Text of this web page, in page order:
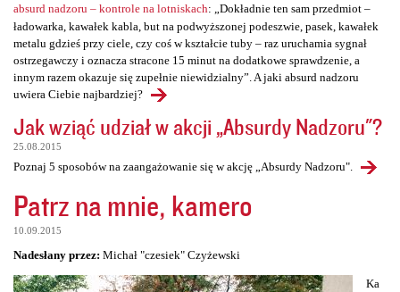
absurd nadzoru – kontrole na lotniskach: „Dokładnie ten sam przedmiot –
ładowarka, kawałek kabla, but na podwyższonej podeszwie, pasek, kawałek
metalu gdzieś przy ciele, czy coś w kształcie tuby – raz uruchamia sygnał
ostrzegawczy i oznacza stracone 15 minut na dodatkowe sprawdzenie, a
innym razem okazuje się zupełnie niewidzialny”. A jaki absurd nadzoru
uwiera Ciebie najbardziej?
Jak wziąć udział w akcji „Absurdy Nadzoru"?
25.08.2015
Poznaj 5 sposobów na zaangażowanie się w akcję „Absurdy Nadzoru".
Patrz na mnie, kamero
10.09.2015
Nadesłany przez: Michał "czesiek" Czyżewski
Ka